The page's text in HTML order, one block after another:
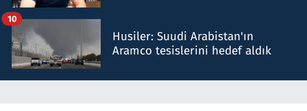
Husiler: Suudi Arabistan'ın
Aramco tesislerini hedef aldık
10